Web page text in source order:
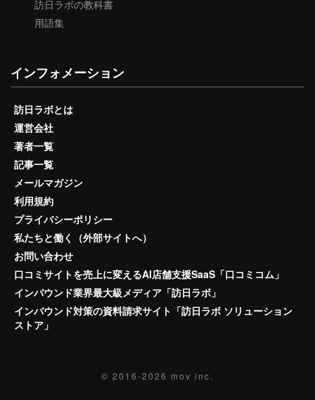
訪日ラボの教科書
用語集
インフォメーション
訪日ラボとは
運営会社
著者一覧
記事一覧
メールマガジン
利用規約
プライバシーポリシー
私たちと働く（外部サイトへ）
お問い合わせ
口コミサイトを売上に変えるAI店舗支援SaaS「口コミコム」
インバウンド業界最大級メディア「訪日ラボ」
インバウンド対策の資料請求サイト「訪日ラボ ソリューション
ストア」
© 2016-2026 mov inc.